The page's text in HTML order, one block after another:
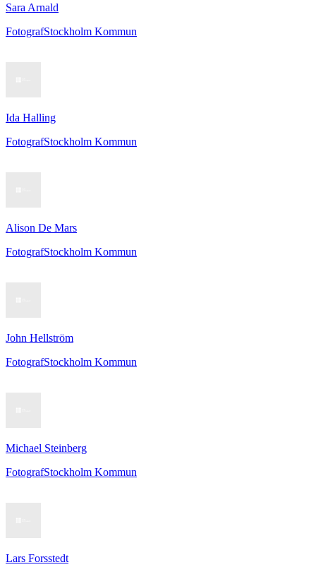
Sara Arnald
FotografStockholm Kommun
Ida Halling
FotografStockholm Kommun
Alison De Mars
FotografStockholm Kommun
John Hellström
FotografStockholm Kommun
Michael Steinberg
FotografStockholm Kommun
Lars Forsstedt